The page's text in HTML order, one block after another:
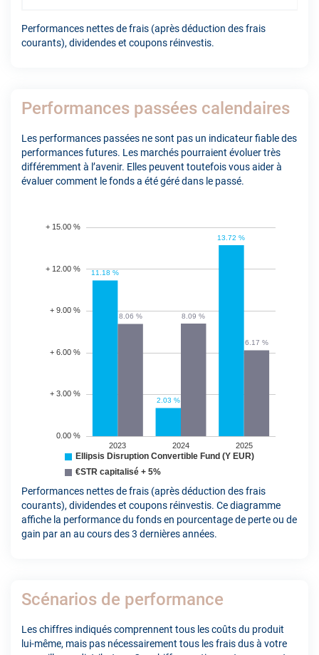
Performances nettes de frais (après déduction des frais
courants), dividendes et coupons réinvestis.
Performances passées calendaires
Les performances passées ne sont pas un indicateur fiable des
performances futures. Les marchés pourraient évoluer très
différemment à l’avenir. Elles peuvent toutefois vous aider à
évaluer comment le fonds a été géré dans le passé.
Performances nettes de frais (après déduction des frais
courants), dividendes et coupons réinvestis. Ce diagramme
affiche la performance du fonds en pourcentage de perte ou de
gain par an au cours des 3 dernières années.
Scénarios de performance
Les chiffres indiqués comprennent tous les coûts du produit
lui-même, mais pas nécessairement tous les frais dus à votre